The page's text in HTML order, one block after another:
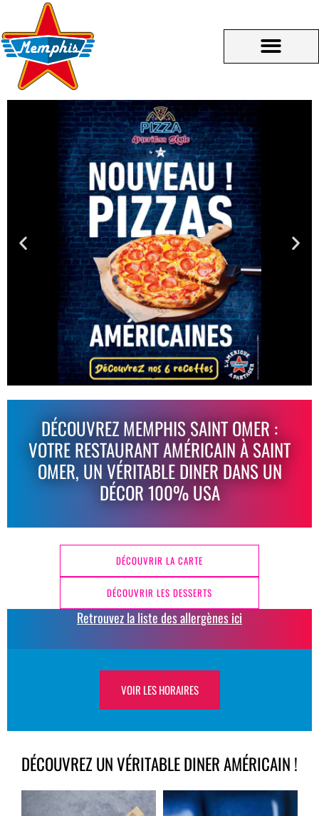
DÉCOUVREZ MEMPHIS SAINT OMER :
VOTRE RESTAURANT AMÉRICAIN À SAINT
OMER, UN VÉRITABLE DINER DANS UN
DÉCOR 100% USA
DÉCOUVRIR LA CARTE
DÉCOUVRIR LES DESSERTS
Retrouvez la liste des allergènes ici
VOIR LES HORAIRES
DÉCOUVREZ UN VÉRITABLE DINER AMÉRICAIN !